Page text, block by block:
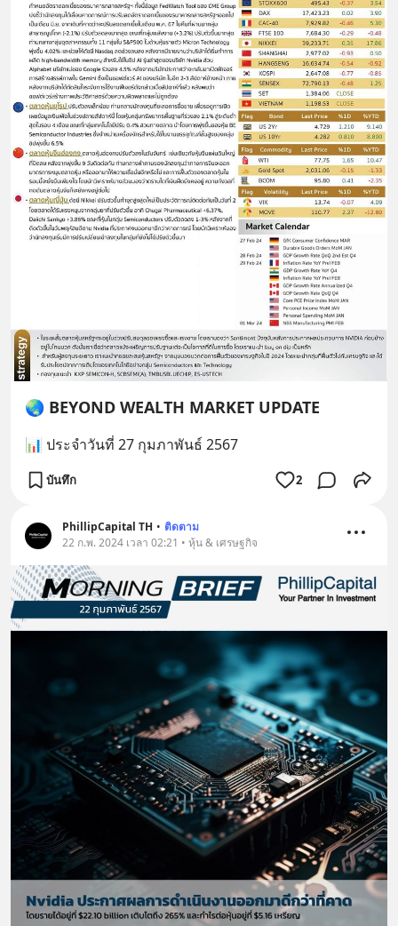
🌏 BEYOND WEALTH MARKET UPDATE
📊 ประจำวันที่ 27 กุมภาพันธ์ 2567
บันทึก 2
PhillipCapital TH • ติดตาม
22 ก.พ. 2024 เวลา 02:21 • หุ้น & เศรษฐกิจ